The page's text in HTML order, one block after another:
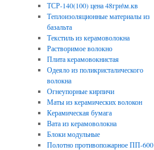
ТСР-140(100) цена 48грн\м.кв
Теплоизоляционные материалы из
базальта
Текстиль из керамоволокна
Растворимое волокно
Плита керамовокнистая
Одеяло из поликристалического
волокна
Огнеупорные кирпичи
Маты из керамических волокон
Керамическая бумага
Вата из керамоволокна
Блоки модульные
Полотно противопожарное ПП-600